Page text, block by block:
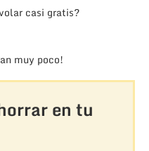
casi gratis?
muy poco!
en tu